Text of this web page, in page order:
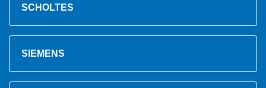
SCHOLTES
SIEMENS